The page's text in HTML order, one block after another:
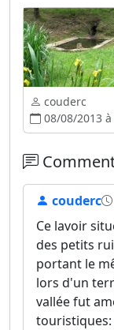
couderc
08/08/2013
couderc
Ce lavoir
des petits
portant le
lors d'un
vallée fut
touristiques: